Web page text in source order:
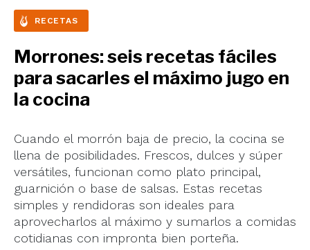
RECETAS
Morrones: seis recetas fáciles
para sacarles el máximo jugo en
la cocina
Cuando el morrón baja de precio, la cocina se
llena de posibilidades. Frescos, dulces y súper
versátiles, funcionan como plato principal,
guarnición o base de salsas. Estas recetas
simples y rendidoras son ideales para
aprovecharlos al máximo y sumarlos a comidas
cotidianas con impronta bien porteña.